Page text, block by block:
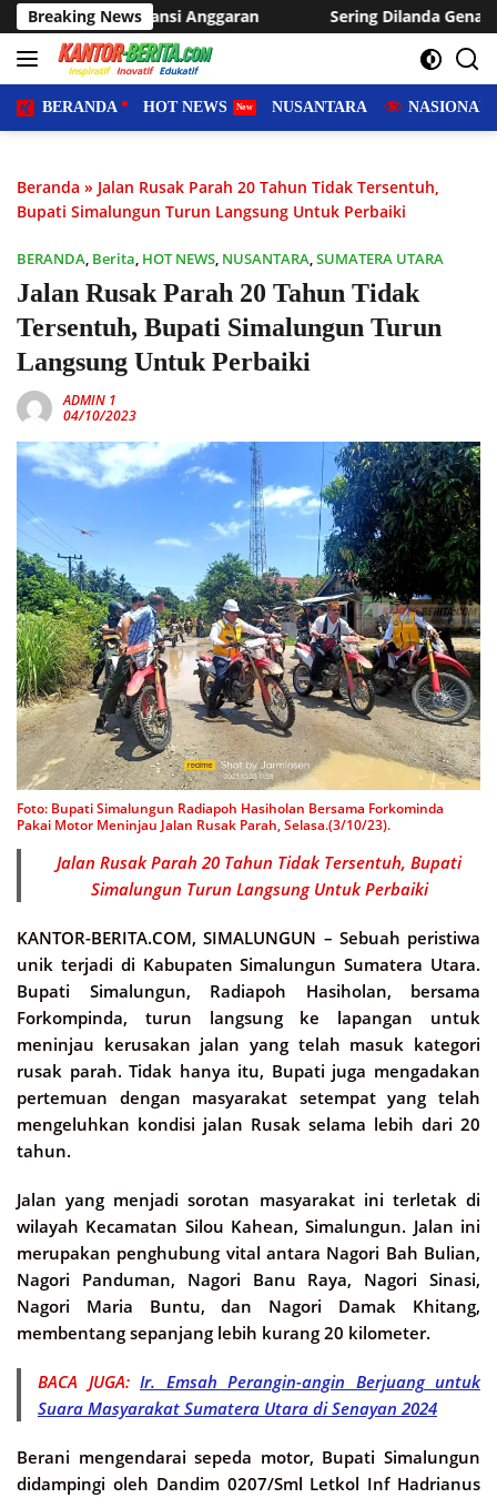
Langsung
ke
konten
Breaking NewsSering Dilanda Genangan, Desa Sukaraja
BERANDA HOT NEWS NUSANTARA NASIONAL
Beranda » Jalan Rusak Parah 20 Tahun Tidak Tersentuh,
Bupati Simalungun Turun Langsung Untuk Perbaiki
BERANDA, Berita, HOT NEWS, NUSANTARA,SUMATERA UTARA
Jalan Rusak Parah 20 Tahun Tidak
Tersentuh, Bupati Simalungun Turun
Langsung Untuk Perbaiki
ADMIN 1
04/10/2023
Foto: Bupati Simalungun Radiapoh Hasiholan Bersama Forkominda
Pakai Motor Meninjau Jalan Rusak Parah, Selasa.(3/10/23).
Jalan Rusak Parah 20 Tahun Tidak Tersentuh, Bupati
Simalungun Turun Langsung Untuk Perbaiki
KANTOR-BERITA.COM, SIMALUNGUN – Sebuah peristiwa
unik terjadi di Kabupaten Simalungun Sumatera Utara.
Bupati Simalungun, Radiapoh Hasiholan, bersama
Forkompinda, turun langsung ke lapangan untuk
meninjau kerusakan jalan yang telah masuk kategori
rusak parah. Tidak hanya itu, Bupati juga mengadakan
pertemuan dengan masyarakat setempat yang telah
mengeluhkan kondisi jalan Rusak selama lebih dari 20
tahun.
Jalan yang menjadi sorotan masyarakat ini terletak di
wilayah Kecamatan Silou Kahean, Simalungun. Jalan ini
merupakan penghubung vital antara Nagori Bah Bulian,
Nagori Panduman, Nagori Banu Raya, Nagori Sinasi,
Nagori Maria Buntu, dan Nagori Damak Khitang,
membentang sepanjang lebih kurang 20 kilometer.
BACA JUGA: Ir. Emsah Perangin-angin Berjuang untuk
Suara Masyarakat Sumatera Utara di Senayan 2024
Berani mengendarai sepeda motor, Bupati Simalungun
didampingi oleh Dandim 0207/Sml Letkol Inf Hadrianus